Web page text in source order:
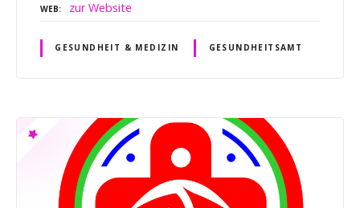
WEB zur Website
GESUNDHEIT & MEDIZIN GESUNDHEITSAMT